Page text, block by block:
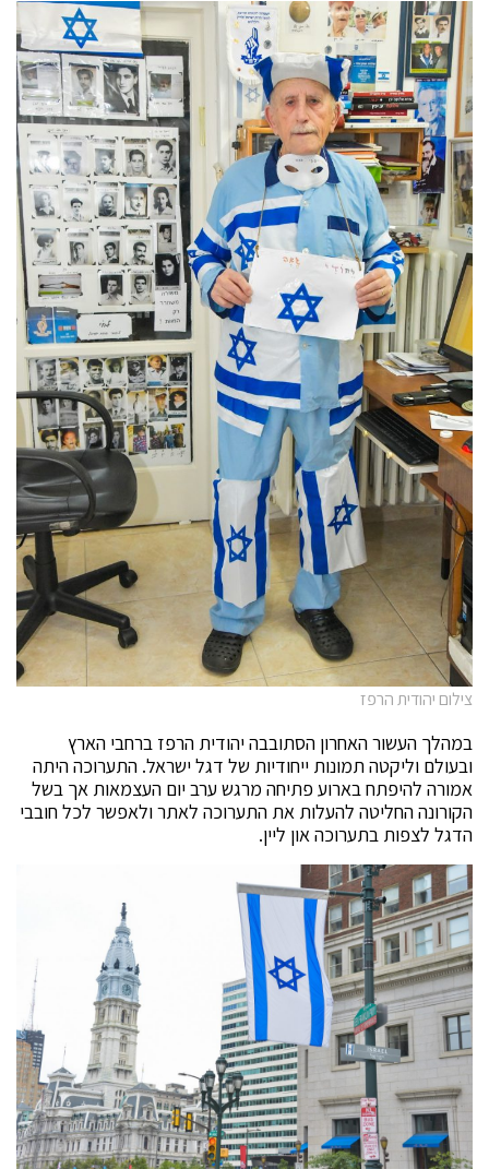
צילום יהודית הרפז
במהלך העשור האחרון הסתובבה יהודית הרפז ברחבי הארץ
ובעולם וליקטה תמונות ייחודיות של דגל ישראל. התערוכה היתה
אמורה להיפתח בארוע פתיחה מרגש ערב יום העצמאות אך בשל
הקורונה החליטה להעלות את התערוכה לאתר ולאפשר לכל חובבי
הדגל לצפות בתערוכה און ליין.